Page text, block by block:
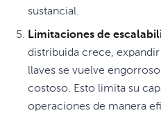
sustancial.
Limitaciones de
distribuida crece,
llaves se vuelve
costoso. Esto limita su
operaciones de manera